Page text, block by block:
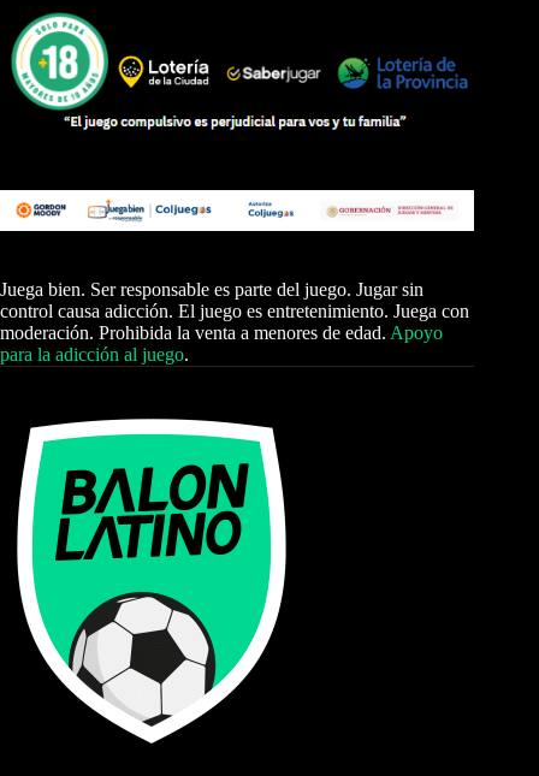
Juega bien. Ser responsable es parte del juego. Jugar sin
control causa adicción. El juego es entretenimiento. Juega con
moderación. Prohibida la venta a menores de edad. Apoyo
para la adicción al juego.